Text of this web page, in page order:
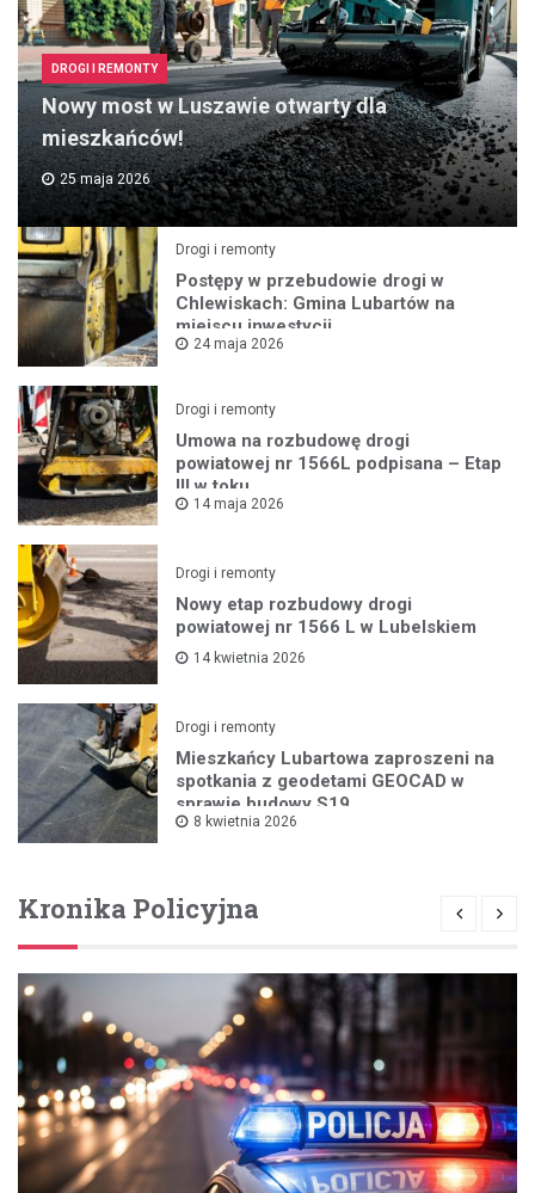
DROGI I REMONTY
Nowy most w Luszawie otwarty dla
mieszkańców!
25 maja 2026
Drogi i remonty
Postępy w przebudowie drogi w
Chlewiskach: Gmina Lubartów na
miejscu inwestycji
24 maja 2026
Drogi i remonty
Umowa na rozbudowę drogi
powiatowej nr 1566L podpisana – Etap
III w toku
14 maja 2026
Drogi i remonty
Nowy etap rozbudowy drogi
powiatowej nr 1566 L w Lubelskiem
14 kwietnia 2026
Drogi i remonty
Mieszkańcy Lubartowa zaproszeni na
spotkania z geodetami GEOCAD w
sprawie budowy S19
8 kwietnia 2026
Kronika Policyjna